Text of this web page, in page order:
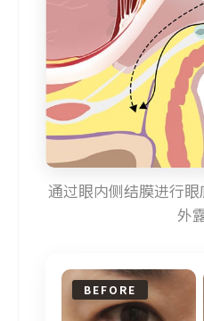
通过眼内侧结膜进行
外
BEFORE